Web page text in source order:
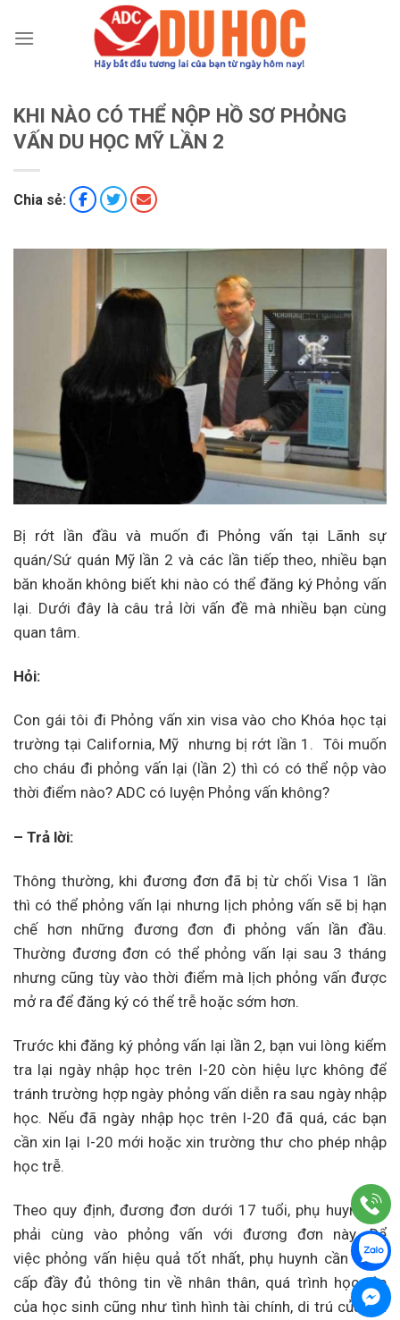
đến
KHI NÀO CÓ THỂ NỘP HỒ SƠ PHỎNG
VẤN DU HỌC MỸ LẦN 2
Chia sẻ:
Bị rớt lần đầu và muốn đi Phỏng vấn tại Lãnh sự
quán/Sứ quán Mỹ lần 2 và các lần tiếp theo, nhiều bạn
băn khoăn không biết khi nào có thể đăng ký Phỏng vấn
lại. Dưới đây là câu trả lời vấn đề mà nhiều bạn cùng
quan tâm.
Hỏi:
Con gái tôi đi Phỏng vấn xin visa vào cho Khóa học tại
trường tại California, Mỹ nhưng bị rớt lần 1. Tôi muốn
cho cháu đi phỏng vấn lại (lần 2) thì có có thể nộp vào
thời điểm nào? ADC có luyện Phỏng vấn không?
– Trả lời:
Thông thường, khi đương đơn đã bị từ chối Visa 1 lần
thì có thể phỏng vấn lại nhưng lịch phỏng vấn sẽ bị hạn
chế hơn những đương đơn đi phỏng vấn lần đầu.
Thường đương đơn có thể phỏng vấn lại sau 3 tháng
nhưng cũng tùy vào thời điểm mà lịch phỏng vấn được
mở ra để đăng ký có thể trễ hoặc sớm hơn.
Trước khi đăng ký phỏng vấn lại lần 2, bạn vui lòng kiểm
tra lại ngày nhập học trên I-20 còn hiệu lực không để
tránh trường hợp ngày phỏng vấn diễn ra sau ngày nhập
học. Nếu đã ngày nhập học trên I-20 đã quá, các bạn
cần xin lại I-20 mới hoặc xin trường thư cho phép nhập
học trễ.
Theo quy định, đương đơn dưới 17 tuổi, phụ huynh sẽ
phải cùng vào phỏng vấn với đương đơn này. Để
việc phỏng vấn hiệu quả tốt nhất, phụ huynh cần cung
cấp đầy đủ thông tin về nhân thân, quá trình học tập
của học sinh cũng như tình hình tài chính, di trú của gia